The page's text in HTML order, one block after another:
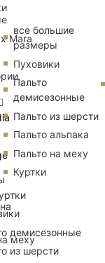
Mara
меху
все большие
размеры
Пуховики
Пальто
демисезонные
Пальто из шерсти
Пальто альпака
Пальто на меху
Куртки
демисезонные
из шерсти